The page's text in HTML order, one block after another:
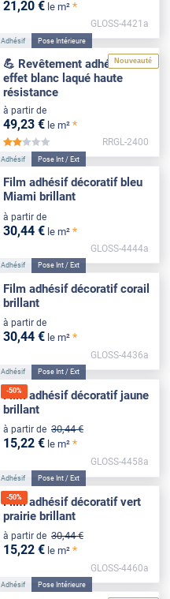
21,20 € le m² *
GLOSS-4421a
Nouveauté
Adhésif Pose Intérieure
💪 Revêtement adhésif
effet blanc laqué haute
résistance
à partir de
49,23 € le m² *
*****
RRGL-2400
Adhésif Pose Int / Ext
Film adhésif décoratif bleu
Miami brillant
à partir de
30,44 € le m² *
GLOSS-4444a
Adhésif Pose Int / Ext
Film adhésif décoratif corail
brillant
à partir de
30,44 € le m² *
GLOSS-4436a
-50%
Adhésif Pose Int / Ext
Film adhésif décoratif jaune
brillant
à partir de 30,44 €
15,22 € le m² *
GLOSS-4458a
-50%
Adhésif Pose Int / Ext
Film adhésif décoratif vert
prairie brillant
à partir de 30,44 €
15,22 € le m² *
GLOSS-4460a
Adhésif Pose Intérieure